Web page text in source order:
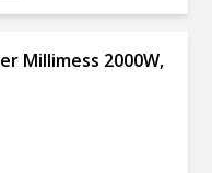
Millimess 2000W,